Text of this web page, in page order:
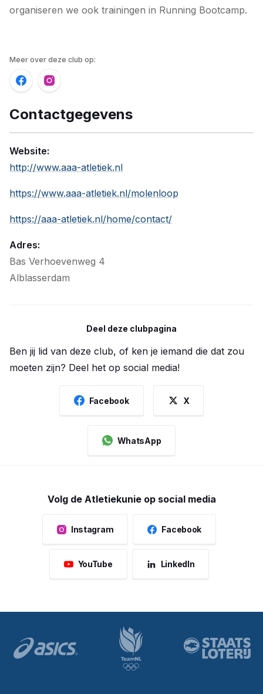
organiseren we ook trainingen in Running Bootcamp.
Meer over deze club op:
Contactgegevens
Website:
http://www.aaa-atletiek.nl
https://www.aaa-atletiek.nl/molenloop
https://aaa-atletiek.nl/home/contact/
Adres:
Bas Verhoevenweg 4
Alblasserdam
Deel deze clubpagina
Ben jij lid van deze club, of ken je iemand die dat zou
moeten zijn? Deel het op social media!
Facebook X
WhatsApp
Volg de Atletiekunie op social media
Instagram Facebook
YouTube LinkedIn